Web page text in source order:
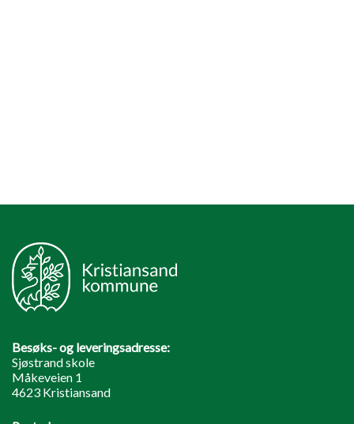
Besøks- og leveringsadresse:
Sjøstrand skole
Måkeveien 1
4623 Kristiansand